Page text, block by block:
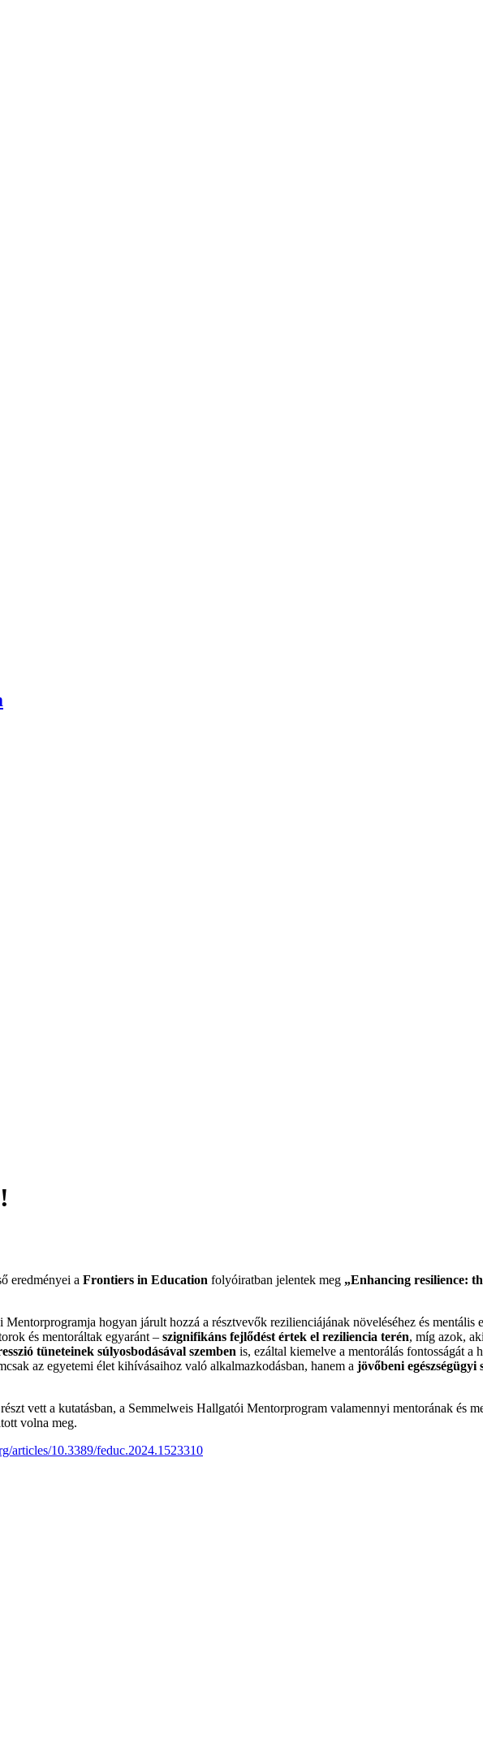
eredményei a Frontiers in Education folyóiratban jelentek meg „Enhancing resilience:
hogyan járult hozzá a résztvevők rezilienciájának növeléséhez és mentális
és mentoráltak egyaránt – szignifikáns fejlődést értek el reziliencia terén, míg azok,
tüneteinek súlyosbodásával szemben is, ezáltal kiemelve a mentorálás fontosságát
az egyetemi élet kihívásaihoz való alkalmazkodásban, hanem a jövőbeni
vett a kutatásban, a Semmelweis Hallgatói Mentorprogram valamennyi mentorának és
volna meg.
articles/10.3389/feduc.2024.1523310